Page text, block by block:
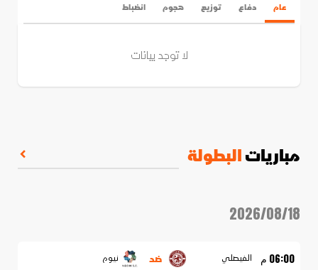
عام دفاع توزيع هجوم انضباط
لا توجد بيانات
مبارياتالبطولة
2026/08/18
06:00 م الفيصلي ضد نيوم